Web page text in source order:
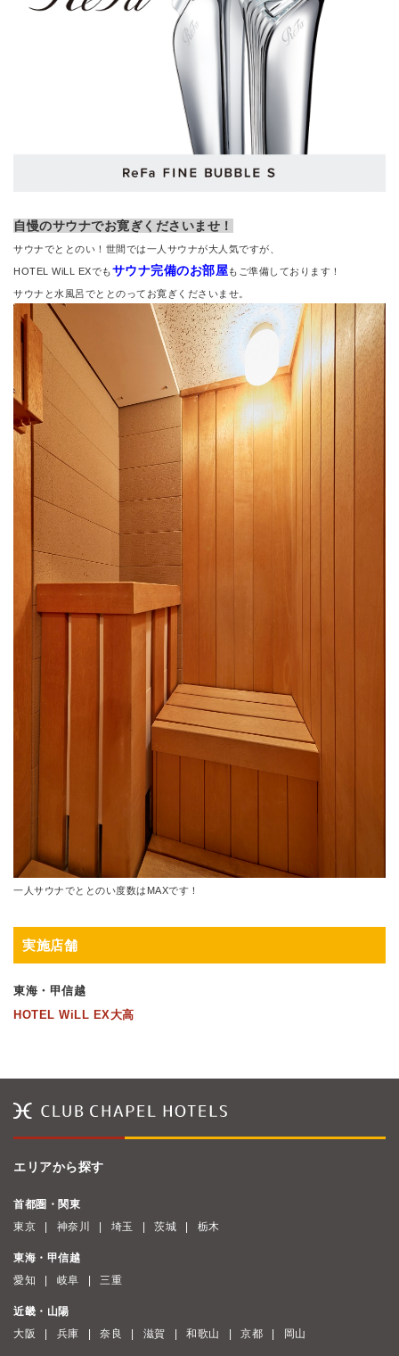
自慢のサウナでお寛ぎくださいませ！
サウナでととのい！世間では一人サウナが大人気ですが、
HOTEL WiLL EXでもサウナ完備のお部屋もご準備しております！
サウナと水風呂でととのってお寛ぎくださいませ。
一人サウナでととのい度数はMAXです！
実施店舗
東海・甲信越
HOTEL WiLL EX大高
エリアから探す
首都圏・関東
東京
神奈川 埼玉 茨城 栃木
東海・甲信越
愛知
岐阜 三重
近畿・山陽
大阪
兵庫 奈良 滋賀 和歌山 京都 岡山